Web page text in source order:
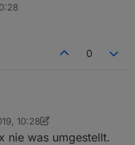
0
10:28
nie was umgestellt.